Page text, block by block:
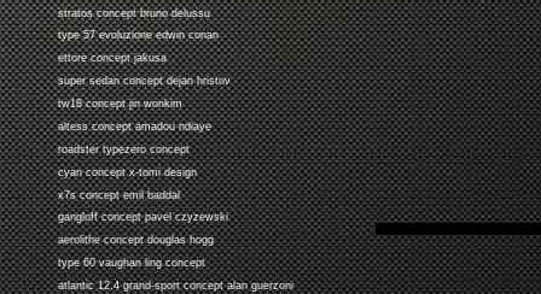
stratos concept bruno delussu
type 57 evoluzione edwin conan
ettore concept jakusa
super sedan concept dejan hristov
tw18 concept jin wonkim
altess concept amadou ndiaye
roadster typezero concept
cyan concept x-tomi design
x7s concept emil baddal
gangloff concept pavel czyzewski
aerolithe concept douglas hogg
type 60 vaughan ling concept
atlantic 12.4 grand-sport concept alan guerzoni